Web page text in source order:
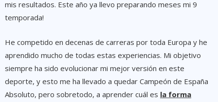
mis resultados. Este año ya llevo preparando meses mi 9
temporada!
He competido en decenas de carreras por toda Europa y he
aprendido mucho de todas estas experiencias. Mi objetivo
siempre ha sido evolucionar mi mejor versión en este
deporte, y esto me ha llevado a quedar Campeón de España
Absoluto, pero sobretodo, a aprender cuál es la forma